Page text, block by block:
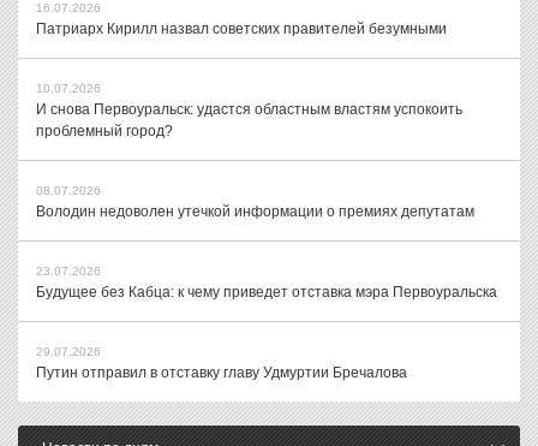
16.07.2026
Патриарх Кирилл назвал советских правителей безумными
10.07.2026
И снова Первоуральск: удастся областным властям успокоить
проблемный город?
08.07.2026
Володин недоволен утечкой информации о премиях депутатам
23.07.2026
Будущее без Кабца: к чему приведет отставка мэра Первоуральска
29.07.2026
Путин отправил в отставку главу Удмуртии Бречалова